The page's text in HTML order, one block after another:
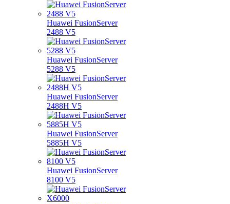
Huawei FusionServer
2488 V5
Huawei FusionServer
5288 V5
Huawei FusionServer
2488H V5
Huawei FusionServer
5885H V5
Huawei FusionServer
8100 V5